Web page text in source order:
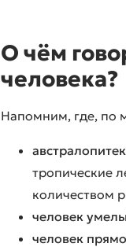
О чём
человека?
Напомним, где, по
тропические
количеством
человек
человек